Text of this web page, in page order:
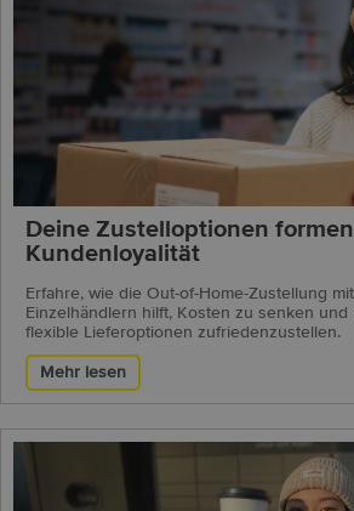
Deine Zustelloptionen formen
Kundenloyalität
Erfahre, wie die Out-of-Home-Zustellung
Einzelhändlern hilft, Kosten zu senken
flexible Lieferoptionen zufriedenzustellen.
Mehr lesen